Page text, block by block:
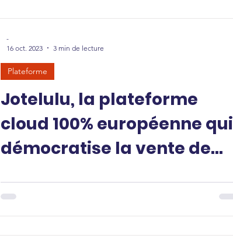
Jotelulu, la plateforme
cloud 100% européenne qui
démocratise la vente de
Plateforme
-
16 oct. 2023
3 min de lecture